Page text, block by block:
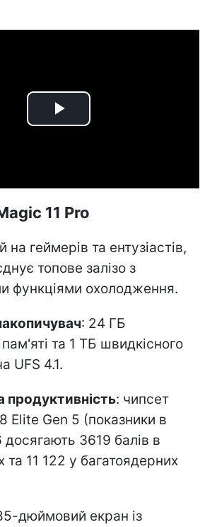
Play
11 Pro
на геймерів та ентузіастів,
топове залізо з
функціями охолодження.
: 24 ГБ
та 1 ТБ швидкісного
UFS 4.1.
продуктивність: чипсет
Elite Gen 5 (показники в
3619 балів в
та 11 122 у багатоядерних
дюймовий екран із